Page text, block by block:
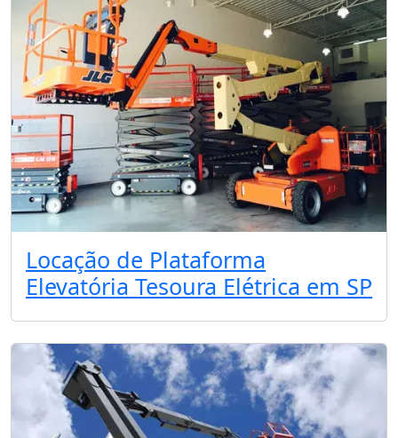
Locação de Plataforma
Elevatória Tesoura Elétrica em SP